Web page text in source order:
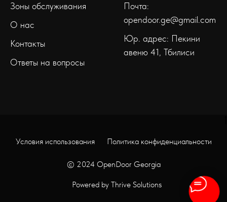
Зоны обслуживания
О нас
Контакты
Ответы на вопросы
Почта:
opendoor.ge@gmail.com
Юр. адрес: Пекини
авеню 41, Тбилиси
Условия использования Политика конфиденциальности
© 2024 OpenDoor Georgia
Powered by Thrive Solutions